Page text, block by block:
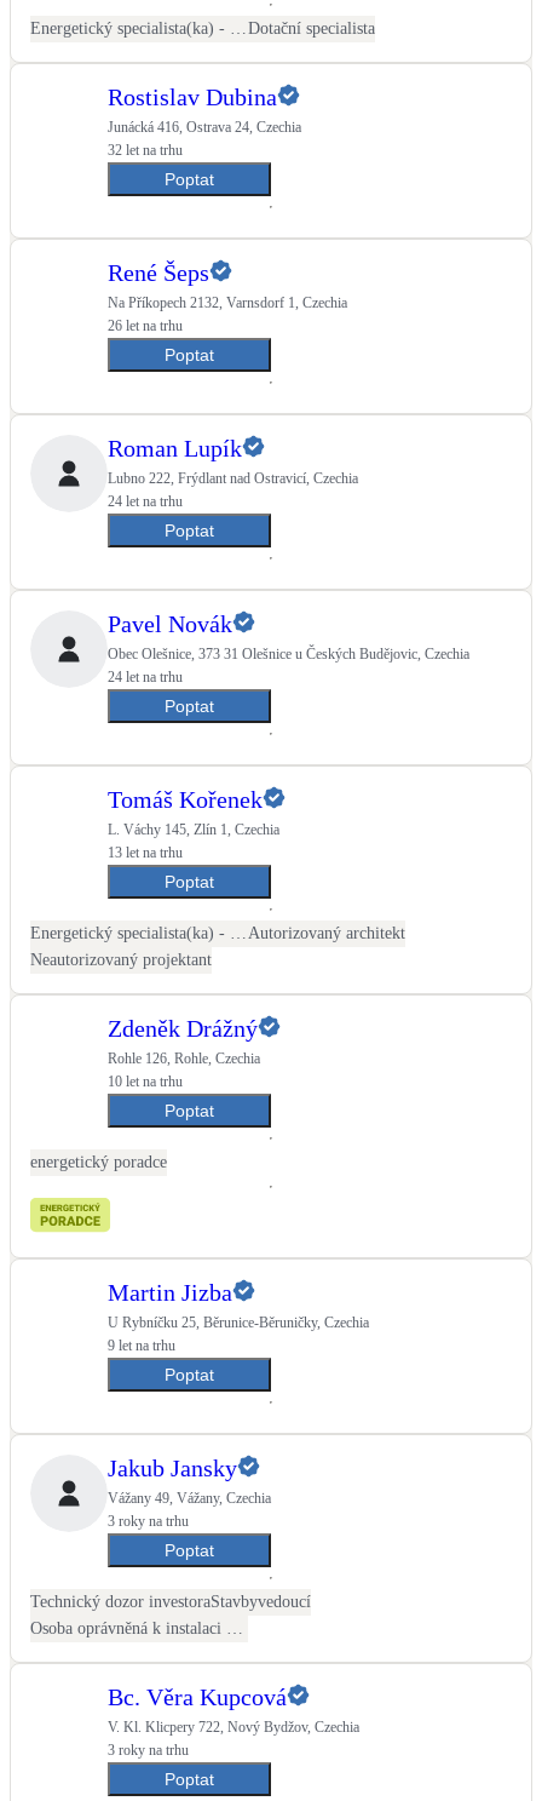
Kotle
Hlavní zdroje vytápění
Pouze velké BESS
Stínicí technika
Žaluzie, markýzy, pergoly
Šedá i černá odpadní voda
Kamna / krby
Doplňkové zdroje vytápění
LED osvětlení
Vnitřní i venkovní
Retence deštové vody
Akumulace dešťovky
NEW
Vegetační střechy
Větrné elektrárny
Malé i velké turbíny
Dotační specialista
Rostislav Dubina
Junácká 416, Ostrava 24, Czechia
32 let na trhu
Poptat
René Šeps
Na Příkopech 2132, Varnsdorf 1, Czechia
26 let na trhu
Poptat
Roman Lupík
Lubno 222, Frýdlant nad Ostravicí, Czechia
24 let na trhu
Poptat
Pavel Novák
Obec Olešnice, 373 31 Olešnice u Českých Budějovic, Czechia
24 let na trhu
Poptat
Tomáš Kořenek
L. Váchy 145, Zlín 1, Czechia
13 let na trhu
Poptat
Autorizovaný architekt
Neautorizovaný projektant
Zdeněk Drážný
Rohle 126, Rohle, Czechia
10 let na trhu
Poptat
energetický poradce
Martin Jizba
U Rybníčku 25, Běrunice-Běruničky, Czechia
9 let na trhu
Poptat
Jakub Jansky
Vážany 49, Vážany, Czechia
3 roky na trhu
Poptat
Technický dozor investoraStavbyvedoucí
Bc. Věra Kupcová
V. Kl. Klicpery 722, Nový Bydžov, Czechia
3 roky na trhu
Poptat